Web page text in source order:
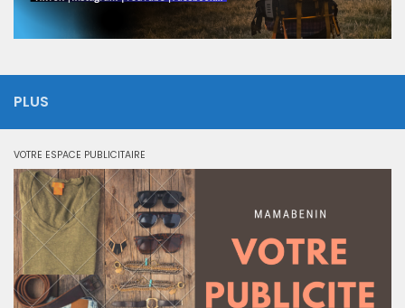
PLUS
VOTRE ESPACE PUBLICITAIRE